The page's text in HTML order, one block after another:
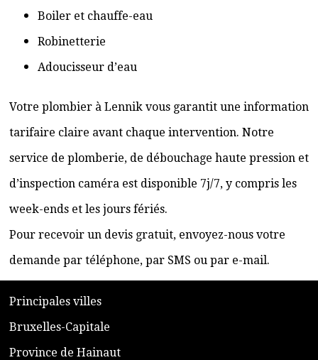
Boiler et chauffe-eau
Robinetterie
Adoucisseur d’eau
Votre plombier à Lennik vous garantit une information
tarifaire claire avant chaque intervention. Notre
service de plomberie, de débouchage haute pression et
d’inspection caméra est disponible 7j/7, y compris les
week-ends et les jours fériés.
Pour recevoir un devis gratuit, envoyez-nous votre
demande par téléphone, par SMS ou par e-mail.
​Principales villes
​Bruxelles-Capitale
​Province de Hainaut